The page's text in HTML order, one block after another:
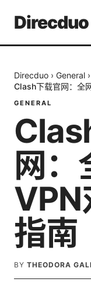
Direcduo
Direcduo › General ›
Clash下载官网：全
GENERAL
网
VPN
指南
BY THEODORA